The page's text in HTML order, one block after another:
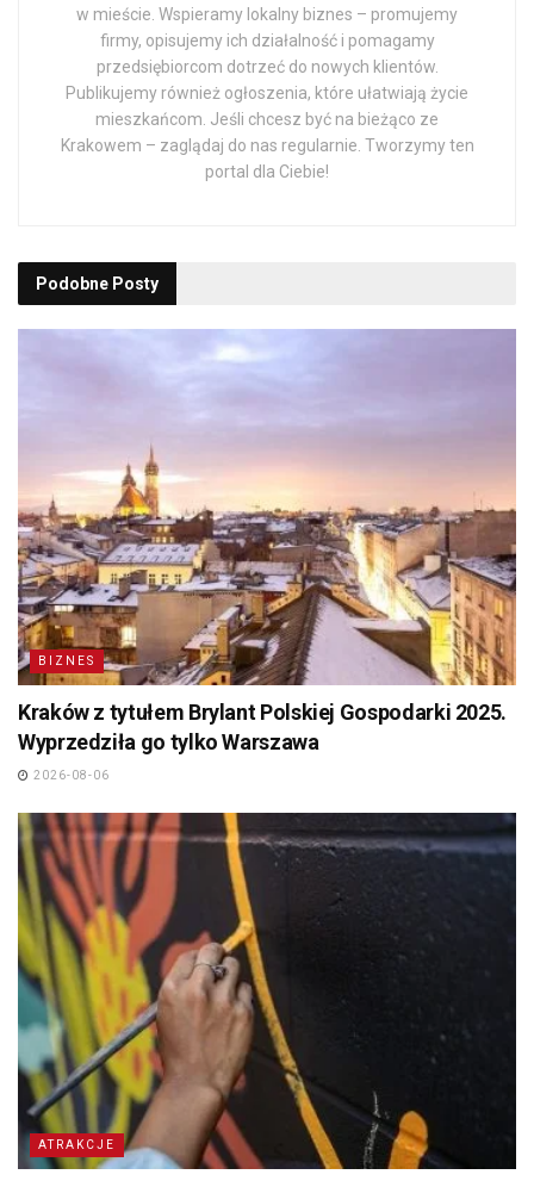
w mieście. Wspieramy lokalny biznes – promujemy
firmy, opisujemy ich działalność i pomagamy
przedsiębiorcom dotrzeć do nowych klientów.
Publikujemy również ogłoszenia, które ułatwiają życie
mieszkańcom. Jeśli chcesz być na bieżąco ze
Krakowem – zaglądaj do nas regularnie. Tworzymy ten
portal dla Ciebie!
Podobne Posty
BIZNES
Kraków z tytułem Brylant Polskiej Gospodarki 2025.
Wyprzedziła go tylko Warszawa
2026-08-06
ATRAKCJE